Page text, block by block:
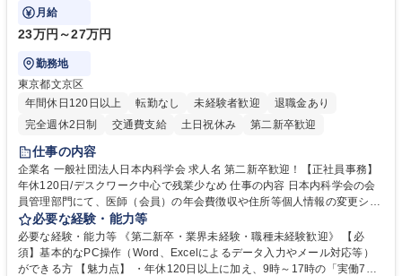
などにも幅広く携わっていただきます。
月給
23万円～27万円
勤務地
東京都文京区
年間休日120日以上
転勤なし 未経験者歓迎
退職金あり
完全週休2日制
交通費支給 土日祝休み 第二新卒歓迎
仕事の内容
企業名 一般社団法人日本内科学会 求人名 第二新卒歓迎！【正社員事務】
年休120日/デスクワーク中心で残業少なめ 仕事の内容 日本内科学会の会
員管理部門にて、医師（会員）の年会費徴収や住所等個人情報の変更シス
テム入力、電話・FAX対応をお任せします。将来的には、各種委員会の運
営事務局業務などにも幅広く携わっていただきます。 【会員管理・データ
入力業務】 ・医師（会員）の住所変更、個人情報のシステム登録・更新
・年会費の徴収管理や入金データの照合確認 【問い合わせ対応】 ・会員
必要な経験・能力等
必要な経験・能力等 《第二新卒・業界未経験・職種未経験歓迎》 【必
須】基本的なPC操作（Word、Excelによるデータ入力やメール対応等）
ができる方 【魅力点】 ・年休120日以上に加え、9時～17時の「実働7時